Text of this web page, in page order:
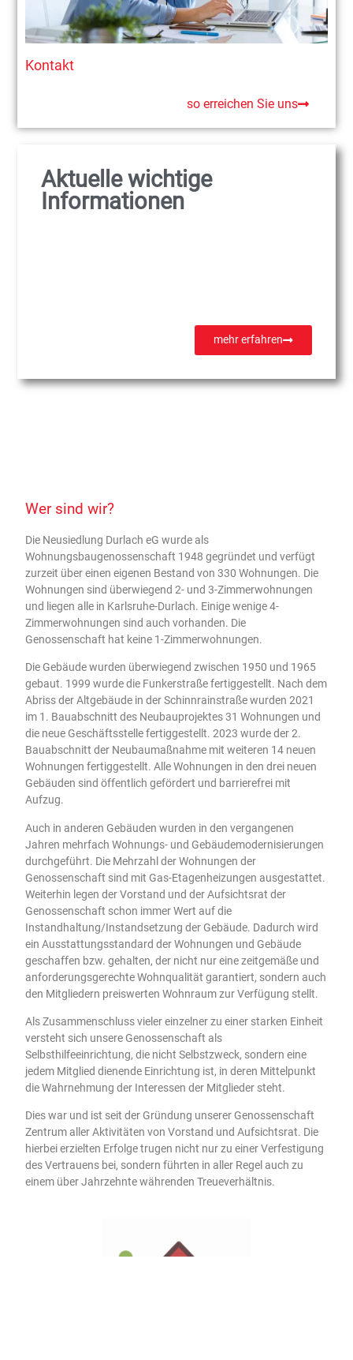
Kontakt
so erreichen Sie uns
Aktuelle wichtige
Informationen
mehr erfahren
Wer sind wir?
Die Neusiedlung Durlach eG wurde als
Wohnungsbaugenossenschaft 1948 gegründet und verfügt
zurzeit über einen eigenen Bestand von 330 Wohnungen. Die
Wohnungen sind überwiegend 2- und 3-Zimmerwohnungen
und liegen alle in Karlsruhe-Durlach. Einige wenige 4-
Zimmerwohnungen sind auch vorhanden. Die
Genossenschaft hat keine 1-Zimmerwohnungen.
Die Gebäude wurden überwiegend zwischen 1950 und 1965
gebaut. 1999 wurde die Funkerstraße fertiggestellt. Nach dem
Abriss der Altgebäude in der Schinnrainstraße wurden 2021
im 1. Bauabschnitt des Neubauprojektes 31 Wohnungen und
die neue Geschäftsstelle fertiggestellt. 2023 wurde der 2.
Bauabschnitt der Neubaumaßnahme mit weiteren 14 neuen
Wohnungen fertiggestellt. Alle Wohnungen in den drei neuen
Gebäuden sind öffentlich gefördert und barrierefrei mit
Aufzug.
Auch in anderen Gebäuden wurden in den vergangenen
Jahren mehrfach Wohnungs- und Gebäudemodernisierungen
durchgeführt. Die Mehrzahl der Wohnungen der
Genossenschaft sind mit Gas-Etagenheizungen ausgestattet.
Weiterhin legen der Vorstand und der Aufsichtsrat der
Genossenschaft schon immer Wert auf die
Instandhaltung/Instandsetzung der Gebäude. Dadurch wird
ein Ausstattungsstandard der Wohnungen und Gebäude
geschaffen bzw. gehalten, der nicht nur eine zeitgemäße und
anforderungsgerechte Wohnqualität garantiert, sondern auch
den Mitgliedern preiswerten Wohnraum zur Verfügung stellt.
Als Zusammenschluss vieler einzelner zu einer starken Einheit
versteht sich unsere Genossenschaft als
Selbsthilfeeinrichtung, die nicht Selbstzweck, sondern eine
jedem Mitglied dienende Einrichtung ist, in deren Mittelpunkt
die Wahrnehmung der Interessen der Mitglieder steht.
Dies war und ist seit der Gründung unserer Genossenschaft
Zentrum aller Aktivitäten von Vorstand und Aufsichtsrat. Die
hierbei erzielten Erfolge trugen nicht nur zu einer Verfestigung
des Vertrauens bei, sondern führten in aller Regel auch zu
einem über Jahrzehnte währenden Treueverhältnis.